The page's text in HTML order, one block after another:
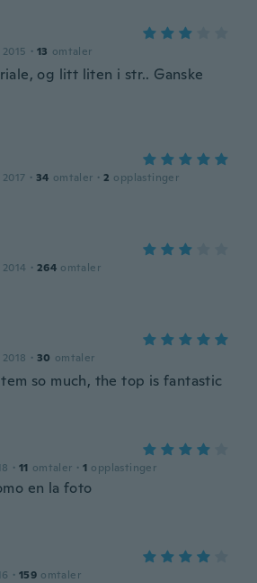
· 13 omtaler
og litt liten i str.. Ganske
· 34 omtaler · 2 opplastinger
· 264 omtaler
· 30 omtaler
so much, the top is fantastic
· 11 omtaler · 1 opplastinger
en la foto
· 159 omtaler